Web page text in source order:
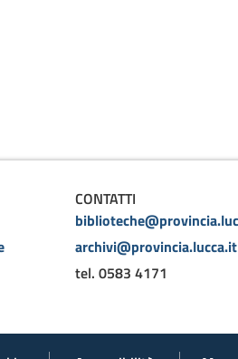
CONTATTI
archivi@provincia.lucca.it
tel. 0583 4171